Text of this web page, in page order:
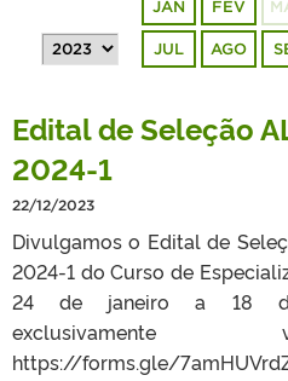
TELEFONES
JAN FEV
JUL AGO
Edital de Seleção
2024-1
22/12/2023
Divulgamos o Edital de
2024-1 do Curso de
24 de janeiro a 18 de
https://forms.gle/